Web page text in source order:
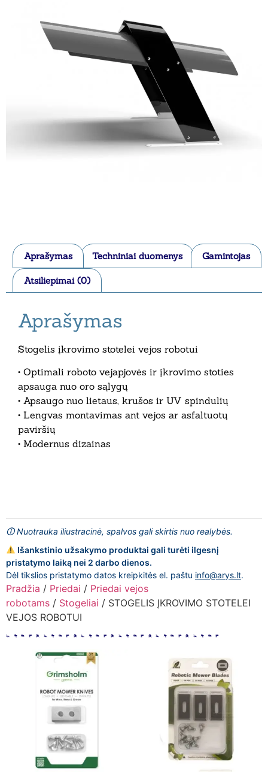
Aprašymas Techniniai duomenys Gamintojas
Atsiliepimai (0)
Aprašymas
Stogelis įkrovimo stotelei vejos robotui
• Optimali roboto vejapjovės ir įkrovimo stoties
apsauga nuo oro sąlygų
• Apsaugo nuo lietaus, krušos ir UV spindulių
• Lengvas montavimas ant vejos ar asfaltuotų
paviršių
• Modernus dizainas
🛈 Nuotrauka iliustracinė, spalvos gali skirtis nuo realybės.
Išankstinio užsakymo produktai gali turėti ilgesnį
pristatymo laiką nei 2 darbo dienos.
Dėl tikslios pristatymo datos kreipkitės el. paštu info@arys.lt.
Pradžia / Priedai / Priedai vejos
robotams / Stogeliai / STOGELIS ĮKROVIMO STOTELEI
VEJOS ROBOTUI